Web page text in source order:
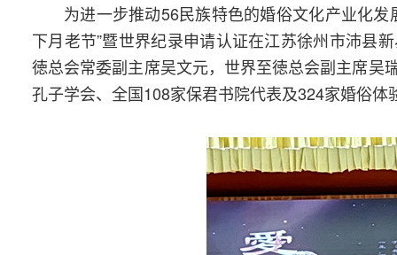
为进一步推动56民族特色的婚俗文化产业化
下月老节”暨世界纪录申请认证在江苏徐州市沛县
徳总会常委副主席吴文元，世界至徳总会副主席吴
孔子学会、全国108家保君书院代表及324家婚俗体